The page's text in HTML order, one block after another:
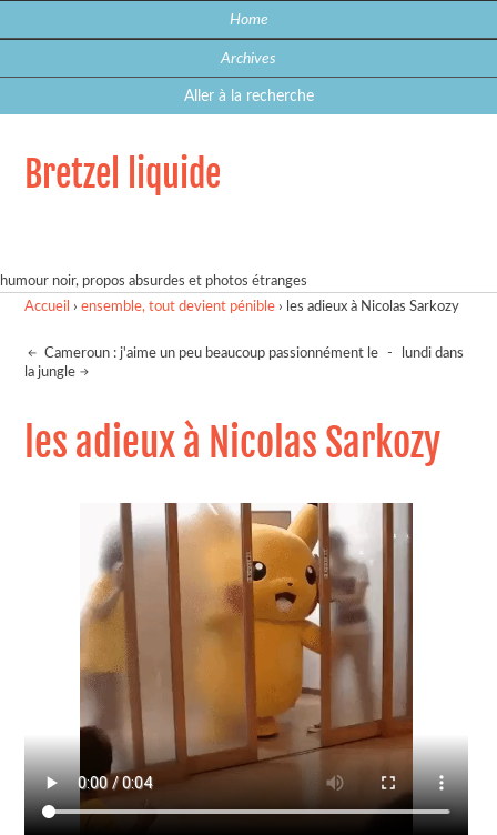
Home
Archives
Aller à la recherche
Bretzel liquide
humour noir, propos absurdes et photos étranges
Accueil ›ensemble, tout devient pénible › les adieux à Nicolas Sarkozy
Cameroun : j'aime un peu beaucoup passionnément le -
lundi dans
la jungle
les adieux à Nicolas Sarkozy